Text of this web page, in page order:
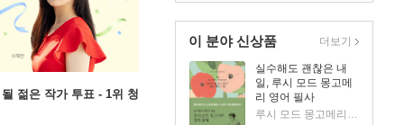
이 분야 신상품
실수해도 괜찮은 내
일, 루시 모드 몽고메
리 영어 필사
루시 모드 몽고메리 저/이루리 편역
더보기
젊은 작가 투표 - 1위 청